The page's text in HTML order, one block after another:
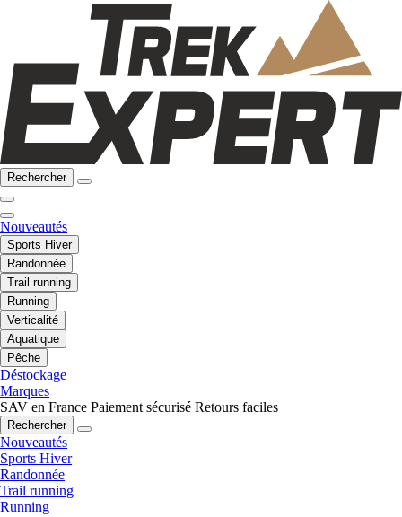
Rechercher
Nouveautés
Sports Hiver
Randonnée
Trail running
Running
Verticalité
Aquatique
Pêche
Déstockage
Marques
SAV en France Paiement sécurisé Retours faciles
Rechercher
Nouveautés
Sports Hiver
Randonnée
Trail running
Running